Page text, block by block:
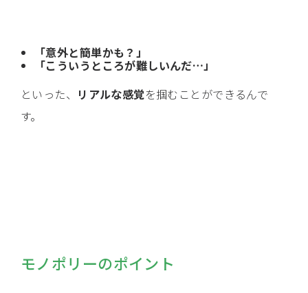
「意外と簡単かも？」
「こういうところが難しいんだ…」
といった、 リアルな感覚を掴むことができるんで
す。
モノポリーのポイント